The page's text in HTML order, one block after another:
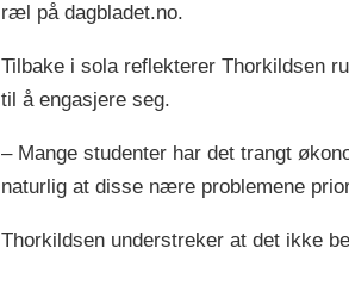
ræl på dagbladet.no.
Tilbake i sola reflekterer Thorkildsen
til å engasjere seg.
– Mange studenter har det trangt
naturlig at disse nære problemene
Thorkildsen understreker at det ikke